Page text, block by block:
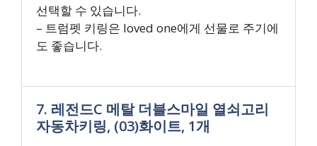
선택할 수 있습니다.
– 트럼펫 키링은 loved one에게 선물로 주기에
도 좋습니다.
7. 레전드C 메탈 더블스마일 열쇠고리
자동차키링, (03)화이트, 1개